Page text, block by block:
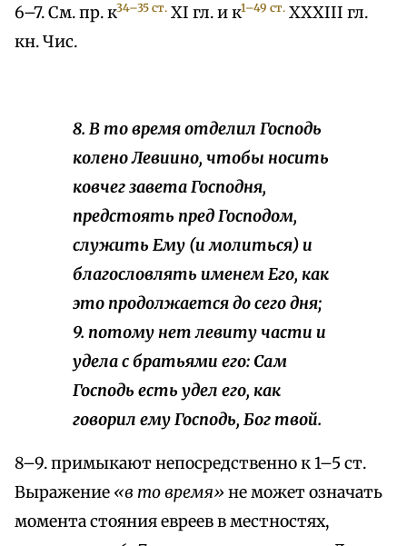
6–7. См. пр. к34–35 ст. XI гл. и к1–49 ст. XXXIII гл.
кн. Чис.
8. В то время отделил Господь
колено Левиино, чтобы носить
ковчег завета Господня,
предстоять пред Господом,
служить Ему (и молиться) и
благословлять именем Его, как
это продолжается до сего дня;
9. потому нет левиту части и
удела с братьями его: Сам
Господь есть удел его, как
говорил ему Господь, Бог твой.
8–9. примыкают непосредственно к 1–5 ст.
Выражение «в то время» не может означать
момента стояния евреев в местностях,